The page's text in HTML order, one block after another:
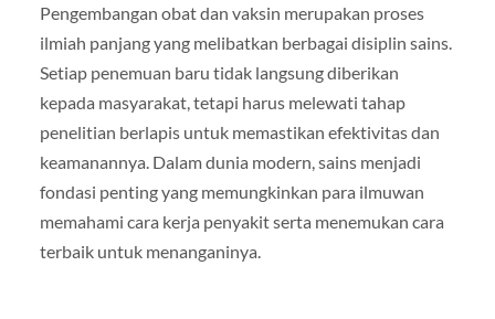
Pengembangan obat dan vaksin merupakan proses
ilmiah panjang yang melibatkan berbagai disiplin sains.
Setiap penemuan baru tidak langsung diberikan
kepada masyarakat, tetapi harus melewati tahap
penelitian berlapis untuk memastikan efektivitas dan
keamanannya. Dalam dunia modern, sains menjadi
fondasi penting yang memungkinkan para ilmuwan
memahami cara kerja penyakit serta menemukan cara
terbaik untuk menanganinya.